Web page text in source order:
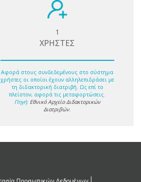
1
ΧΡΗΣΤΕΣ
Αφορά στους συνδεδεμένους στο σύστημα
χρήστες οι οποίοι έχουν αλληλεπιδράσει με
τη διδακτορική διατριβή. Ως επί το
πλείστον, αφορά τις μεταφορτώσεις.
Πηγή: Εθνικό Αρχείο Διδακτορικών
Διατριβών.